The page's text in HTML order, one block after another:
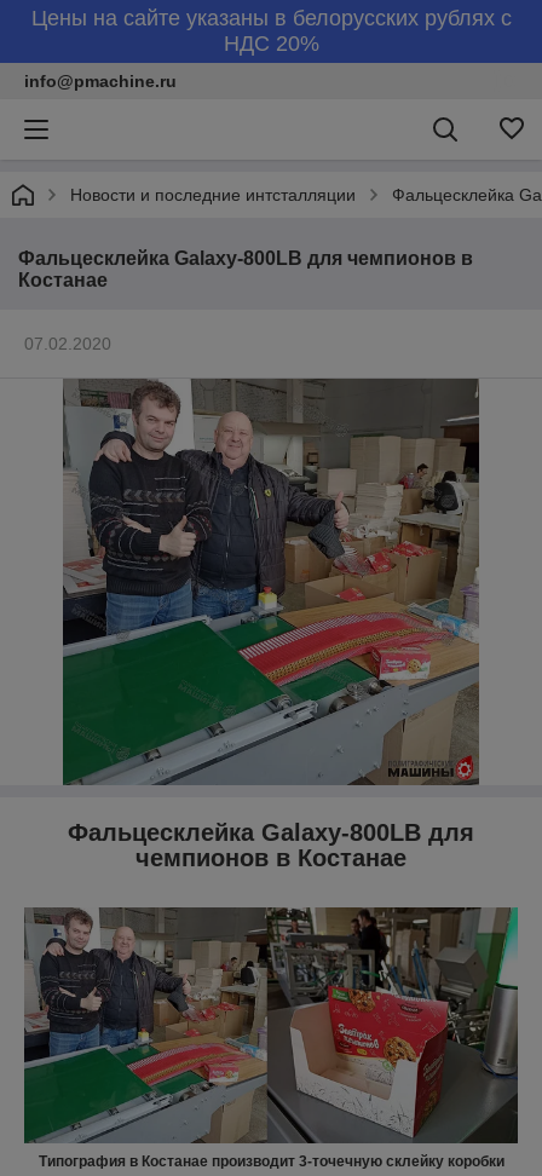
Цены на сайте указаны в белорусских рублях с
НДС 20%
info@pmachine.ru
Новости и последние интсталляции Фальцесклейка
Фальцесклейка Galaxy-800LB для чемпионов в
Костанае
07.02.2020
Фальцесклейка Galaxy-800LB для
чемпионов в Костанае
Типография в Костанае производит 3-точечную склейку коробки